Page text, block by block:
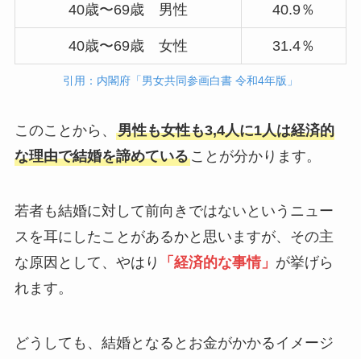
40歳〜69歳 男性 40.9％
40歳〜69歳 女性 31.4％
引用：内閣府「男女共同参画白書 令和4年版」
このことから、 男性も女性も3,4人に1人は経済的
な理由で結婚を諦めていることが分かります。
若者も結婚に対して前向きではないというニュー
スを耳にしたことがあるかと思いますが、その主
な原因として、やはり
「経済的な事情」 が挙げら
れます。
どうしても、結婚となるとお金がかかるイメージ